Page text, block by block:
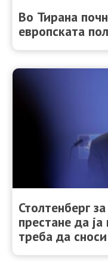
Во Тирана
европската
Столтенберг
престане да
треба да